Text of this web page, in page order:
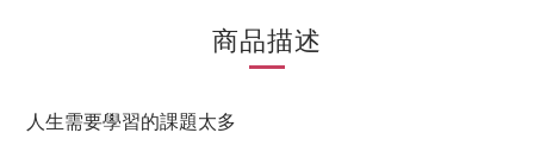
商品描述
人生需要學習的課題太多